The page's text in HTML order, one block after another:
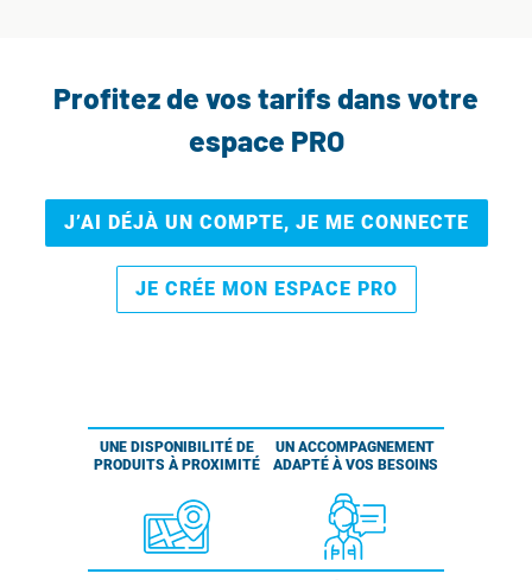
Profitez de vos tarifs dans votre
espace PRO
J’AI DÉJÀ UN COMPTE, JE ME CONNECTE
JE CRÉE MON ESPACE PRO
UNE DISPONIBILITÉ DE
PRODUITS À PROXIMITÉ
UN ACCOMPAGNEMENT
ADAPTÉ À VOS BESOINS